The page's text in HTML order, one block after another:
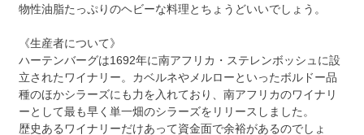
物性油脂たっぷりのヘビーな料理とちょうどいいでしょう。
《生産者について》
ハーテンバーグは1692年に南アフリカ・ステレンボッシュに設
立されたワイナリー。カベルネやメルローといったボルドー品
種のほかシラーズにも力を入れており、南アフリカのワイナリ
ーとして最も早く単一畑のシラーズをリリースしました。
歴史あるワイナリーだけあって資金面で余裕があるのでしょ